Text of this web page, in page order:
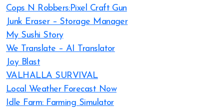
Cops N Robbers:Pixel Craft Gun
Junk Eraser – Storage Manager
My Sushi Story
We Translate – AI Translator
Joy Blast
VALHALLA SURVIVAL
Local Weather Forecast Now
Idle Farm: Farming Simulator